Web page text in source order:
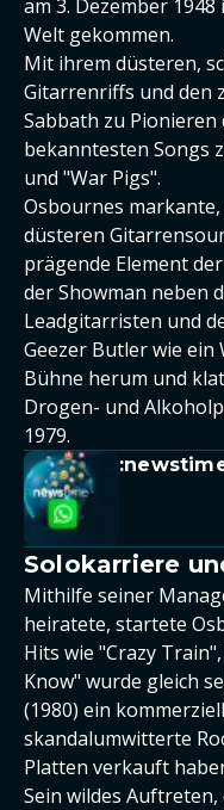
am 3. Dezember
Welt gekommen.
Mit ihrem düsteren,
Gitarrenriffs und den
Sabbath zu Pionieren
bekanntesten Songs
und "War Pigs".
Osbournes
düsteren
prägende Element
der Showman neben
Leadgitarristen und
Geezer Butler wie
Bühne herum und
Drogen- und
1979.
Solokarriere
Mithilfe seiner
heiratete, startete
Hits wie "Crazy
Know" wurde gleich
(1980) ein
skandalumwitterte
Platten verkauft
Sein wildes